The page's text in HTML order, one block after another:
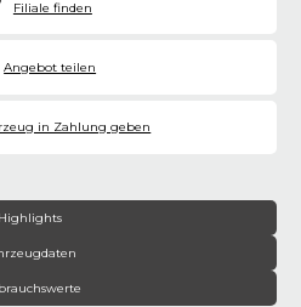
Filiale finden
Angebot teilen
in Zahlung geben
Highlights